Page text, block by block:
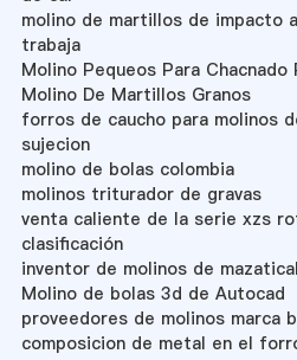
molino de martillos de impacto
trabaja
Molino Pequeos Para Chacnado
Molino De Martillos Granos
forros de caucho para molinos
sujecion
molino de bolas colombia
molinos triturador de gravas
venta caliente de la serie xzs
clasificación
inventor de molinos de
Molino de bolas 3d de Autocad
proveedores de molinos marca
composicion de metal en el